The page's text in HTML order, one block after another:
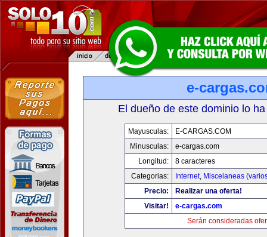
e-
El dueño de este dominio lo
Mayusculas:
E-CARGAS.COM
Minusculas:
e-cargas.com
Longitud:
8 caracteres
Categorias:
Internet, Miscelaneas
Precio:
Realizar una oferta!
Visitar!
e-cargas.com
Serán consideradas